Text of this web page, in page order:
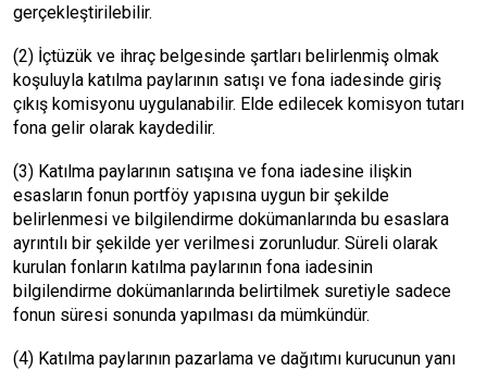
gerçekleştirilebilir.
(2) İçtüzük ve ihraç belgesinde şartları belirlenmiş olmak
koşuluyla katılma paylarının satışı ve fona iadesinde giriş
çıkış komisyonu uygulanabilir. Elde edilecek komisyon tutarı
fona gelir olarak kaydedilir.
(3) Katılma paylarının satışına ve fona iadesine ilişkin
esasların fonun portföy yapısına uygun bir şekilde
belirlenmesi ve bilgilendirme dokümanlarında bu esaslara
ayrıntılı bir şekilde yer verilmesi zorunludur. Süreli olarak
kurulan fonların katılma paylarının fona iadesinin
bilgilendirme dokümanlarında belirtilmek suretiyle sadece
fonun süresi sonunda yapılması da mümkündür.
(4) Katılma paylarının pazarlama ve dağıtımı kurucunun yanı